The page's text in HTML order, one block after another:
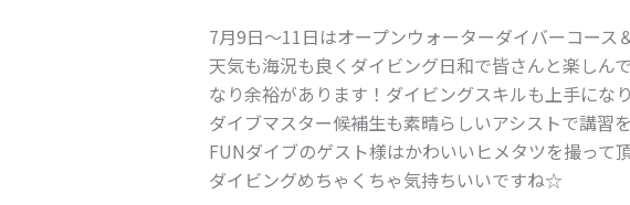
7月9日～11日はオープンウォーターダイバーコース
天気も海況も良くダイビング日和で皆さんと楽しん
なり余裕があります！ダイビングスキルも上手にな
ダイブマスター候補生も素晴らしいアシストで講習
FUNダイブのゲスト様はかわいいヒメタツを撮って
ダイビングめちゃくちゃ気持ちいいですね☆